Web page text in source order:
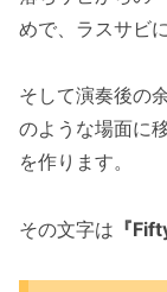
めで、ラスサビ
そして演奏後の
のような場面に
を作ります。
その文字は 『